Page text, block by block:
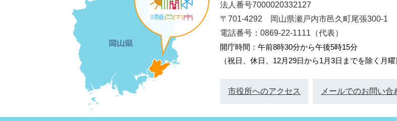
法人番号7000020332127
〒701-4292 岡山県瀬戸内市邑久町尾張300-1
電話番号：0869-22-1111（代表）
開庁時間：午前8時30分から午後5時15分
（祝日、休日、12月29日から1月3日までを除く月曜
市役所へのアクセス メールでのお問い合